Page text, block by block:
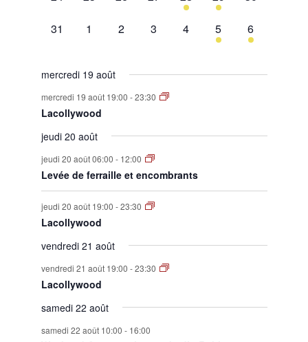
évènement,évènement,évènement,
0
31
0
1
0
2
0
3
0
évènement,
4
1
évènement,
5
1
évènement,
6
mercredi 19 août
mercredi 19 août 19:00 -23:30
Lacollywood
jeudi 20 août
jeudi 20 août 06:00 - 12:00
Levée de ferraille et encombrants
jeudi 20 août 19:00 -23:30
Lacollywood
vendredi 21 août
vendredi 21 août 19:00 -23:30
Lacollywood
samedi 22 août
samedi 22 août 10:00 - 16:00